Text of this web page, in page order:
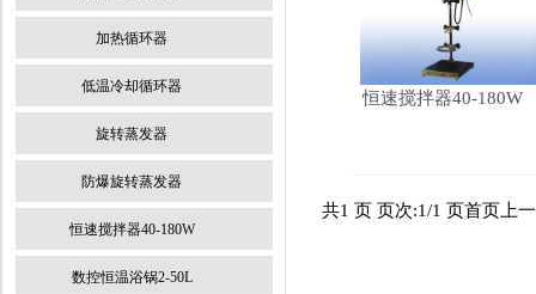
加热循环器
低温冷却循环器
旋转蒸发器
防爆旋转蒸发器
恒速搅拌器40-180W
数控恒温浴锅2-50L
恒速搅拌器40-180W
共1 页 页次:1/1 页首页 上